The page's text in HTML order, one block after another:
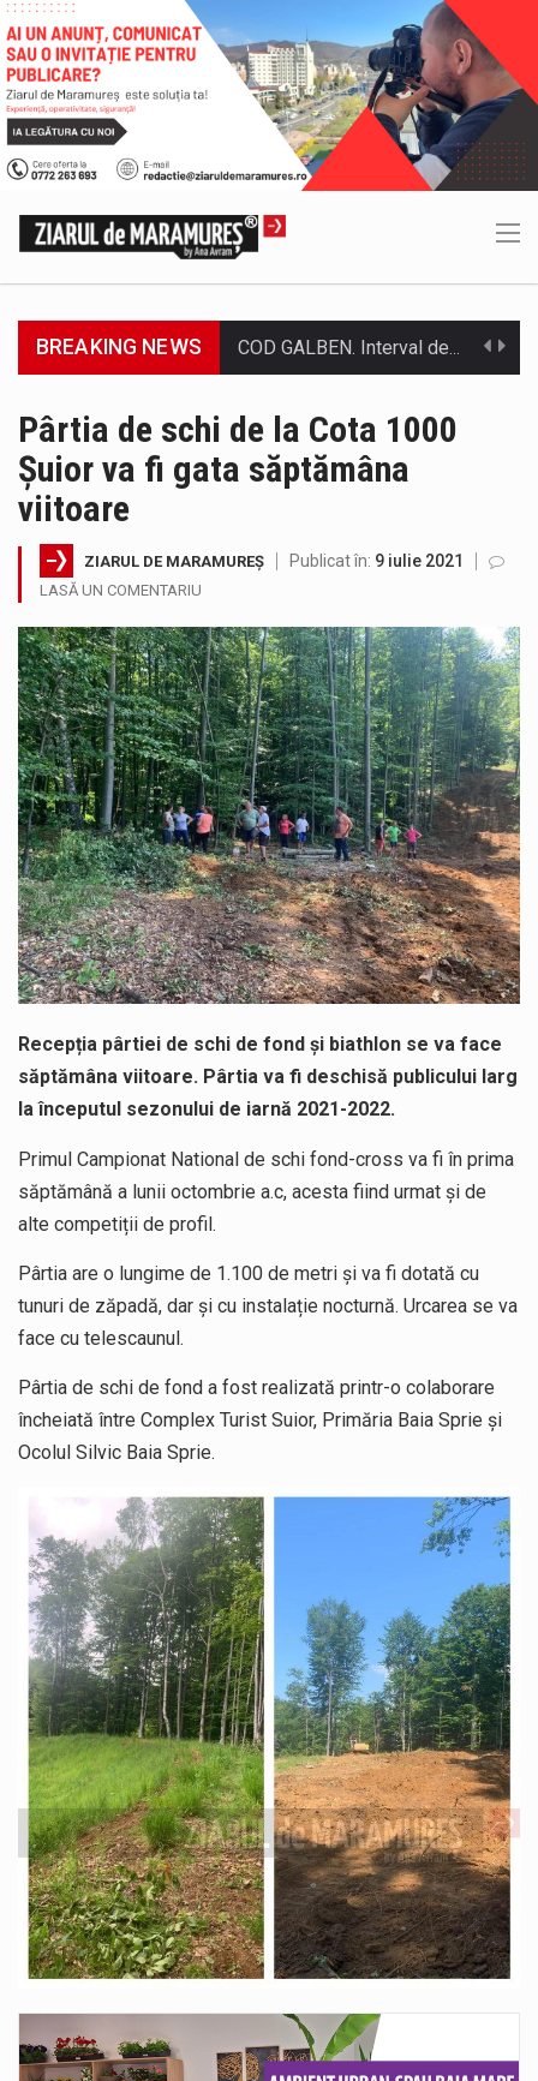
BREAKING NEWS Proiectul de lege privind Strategia națională pentru conservarea biodiversității a fost din nou dezbătut ieri și în final adoptat de…
Municipiul Baia Mare, prin Serviciul Public Comunitar Local de Evidență a Persoanelor - Serviciul Evidența Persoanelor, îi informează pe cetățenii…
Tot mai multi băimăreni semnalează prezența cersetorilor de etnie romă pe raza municipiului. Orasul este la propriu impânzit de ei…
Fostul deputat si primar Cătălin Cherecheș a fost invitat la Horia Nasra Show unde a sustinut o dezbatere pe teme…
Liceul Ucrainean „Taras Șevcenko” din Sighetu Marmației, singurul liceu din România cu predare în limba ucraineană, are potențialul de a-și…
Proiectul pentru reconstrucția definitivă a podului peste râul Săsar din Baia Mare avansează într-o nouă etapă concretă. După asigurarea finanțării…
COD GALBEN. Interval de valabilitate: 07 august, ora 12.00 – 07 august, ora 23.00 / Fenomene vizate: instabilitate atmosferică, intensificări…
Pârtia de schi de la Cota 1000
Șuior va fi gata săptămâna
viitoare
ZIARUL DE MARAMUREȘ Publicat în: 9 iulie 2021
LASĂ UN COMENTARIU
Recepția pârtiei de schi de fond și biathlon se va face
săptămâna viitoare. Pârtia va fi deschisă publicului larg
la începutul sezonului de iarnă 2021-2022.
Primul Campionat National de schi fond-cross va fi în prima
săptămână a lunii octombrie a.c, acesta fiind urmat și de
alte competiții de profil.
Pârtia are o lungime de 1.100 de metri și va fi dotată cu
tunuri de zăpadă, dar și cu instalație nocturnă. Urcarea se va
face cu telescaunul.
Pârtia de schi de fond a fost realizată printr-o colaborare
încheiată între Complex Turist Suior, Primăria Baia Sprie și
Ocolul Silvic Baia Sprie.